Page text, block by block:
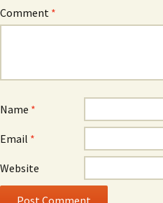
Comment *
Name *
Email *
Website